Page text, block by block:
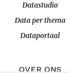
Datastudio
Data per thema
Dataportaal
OVER ONS